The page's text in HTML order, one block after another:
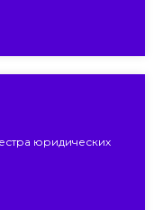
юридических